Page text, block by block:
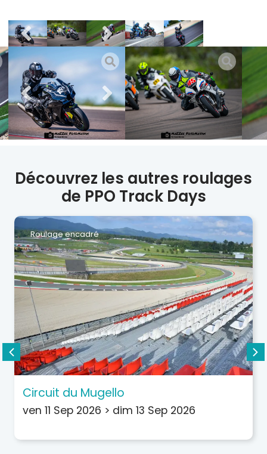
Découvrez les autres roulages
de PPO Track Days
Roulage encadré
Circuit du Mugello
ven 11 Sep 2026 > dim 13 Sep 2026